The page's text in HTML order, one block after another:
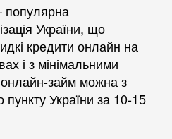
популярна
України, що
кредити онлайн на
і з мінімальними
займ можна з
пункту України за 10-15